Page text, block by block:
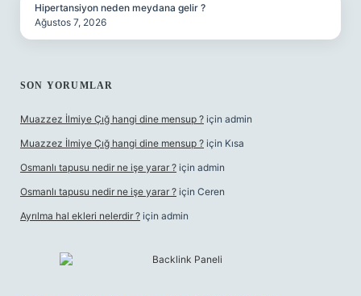
Hipertansiyon neden meydana gelir ?
Ağustos 7, 2026
SON YORUMLAR
Muazzez İlmiye Çığ hangi dine mensup ? için admin
Muazzez İlmiye Çığ hangi dine mensup ? için Kısa
Osmanlı tapusu nedir ne işe yarar ? için admin
Osmanlı tapusu nedir ne işe yarar ? için Ceren
Ayrılma hal ekleri nelerdir ? için admin